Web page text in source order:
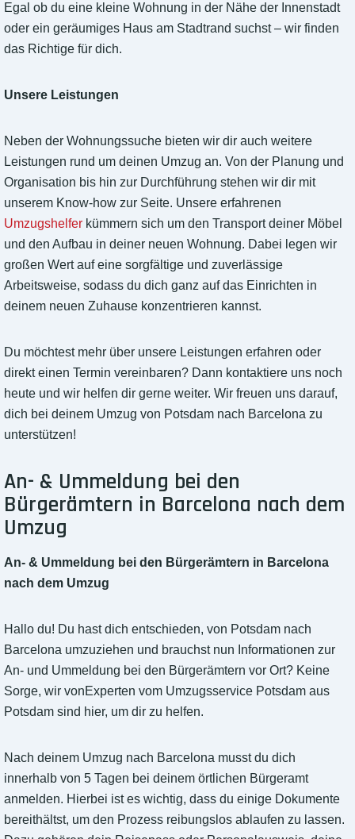
Egal ob du eine kleine Wohnung in der Nähe der Innenstadt
oder ein geräumiges Haus am Stadtrand suchst – wir finden
das Richtige für dich.
Unsere Leistungen
Neben der Wohnungssuche bieten wir dir auch weitere
Leistungen rund um deinen Umzug an. Von der Planung und
Organisation bis hin zur Durchführung stehen wir dir mit
unserem Know-how zur Seite. Unsere erfahrenen
Umzugshelfer kümmern sich um den Transport deiner Möbel
und den Aufbau in deiner neuen Wohnung. Dabei legen wir
großen Wert auf eine sorgfältige und zuverlässige
Arbeitsweise, sodass du dich ganz auf das Einrichten in
deinem neuen Zuhause konzentrieren kannst.
Du möchtest mehr über unsere Leistungen erfahren oder
direkt einen Termin vereinbaren? Dann kontaktiere uns noch
heute und wir helfen dir gerne weiter. Wir freuen uns darauf,
dich bei deinem Umzug von Potsdam nach Barcelona zu
unterstützen!
An- & Ummeldung bei den
Bürgerämtern in Barcelona nach dem
Umzug
An- & Ummeldung bei den Bürgerämtern in Barcelona
nach dem Umzug
Hallo du! Du hast dich entschieden, von Potsdam nach
Barcelona umzuziehen und brauchst nun Informationen zur
An- und Ummeldung bei den Bürgerämtern vor Ort? Keine
Sorge, wir vonExperten vom Umzugsservice Potsdam aus
Potsdam sind hier, um dir zu helfen.
Nach deinem Umzug nach Barcelona musst du dich
innerhalb von 5 Tagen bei deinem örtlichen Bürgeramt
anmelden. Hierbei ist es wichtig, dass du einige Dokumente
bereithältst, um den Prozess reibungslos ablaufen zu lassen.